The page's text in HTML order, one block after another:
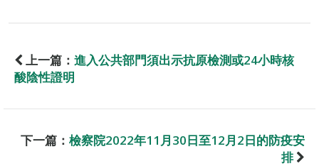
上一篇： 進入公共部門須出示抗原檢測或24小時核
酸陰性證明
下一篇： 檢察院2022年11月30日至12月2日的防疫安
排